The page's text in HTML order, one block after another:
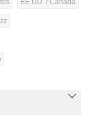
EE.UU. / Canada